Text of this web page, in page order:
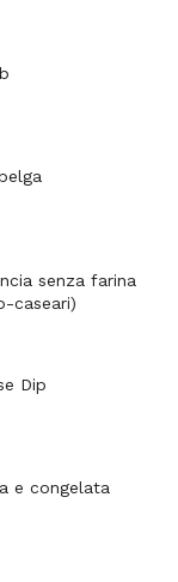
senza farina
caseari)
Dip
e congelata